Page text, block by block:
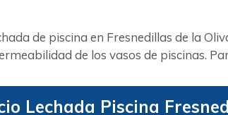
de piscina en Fresnedillas de la
de los vasos de piscinas.
Lechada Piscina